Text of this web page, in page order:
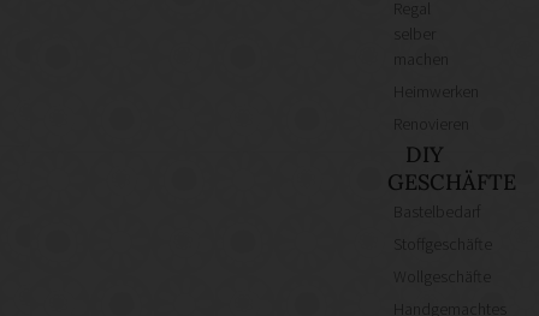
Regal
Heimwerken
DIY
GESCHÄFTE
Bastelbedarf
Stoffgeschäfte
Wollgeschäfte
Handgemachtes